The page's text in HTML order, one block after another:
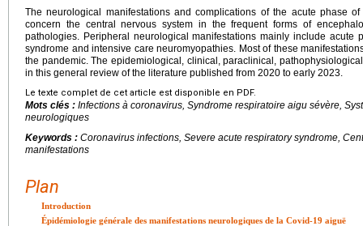
The neurological manifestations and complications of the acute phase
concern the central nervous system in the frequent forms of
pathologies. Peripheral neurological manifestations mainly include acute
syndrome and intensive care neuromyopathies. Most of these
the pandemic. The epidemiological, clinical, paraclinical,
in this general review of the literature published from 2020 to early 2023.
Le texte complet de cet article est disponible en PDF.
Mots clés : Infections à coronavirus, Syndrome respiratoire aigu sévère,
neurologiques
Keywords : Coronavirus infections, Severe acute respiratory syndrome,
manifestations
Plan
Introduction
Épidémiologie générale des manifestations neurologiques de la Covid-19 aiguë